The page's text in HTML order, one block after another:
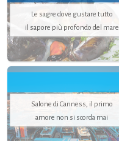
Le sagre dove gustare tutto
il sapore più profondo del mare
Salone di Canness, il primo
amore non si scorda mai